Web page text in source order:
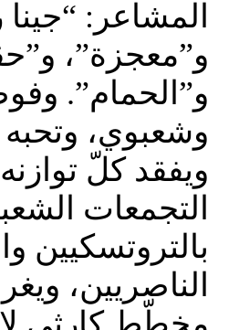
المشاعر:
و”معجزة”،
و”الحمام”.
وشعبوي، وتحبه
ويفقد كلّ توازنه
التجمعات
بالتروتسكيين
الناصريين،